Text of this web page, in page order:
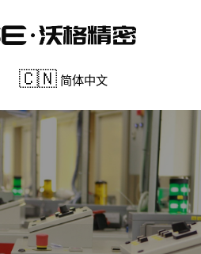
🇨🇳 简体中文